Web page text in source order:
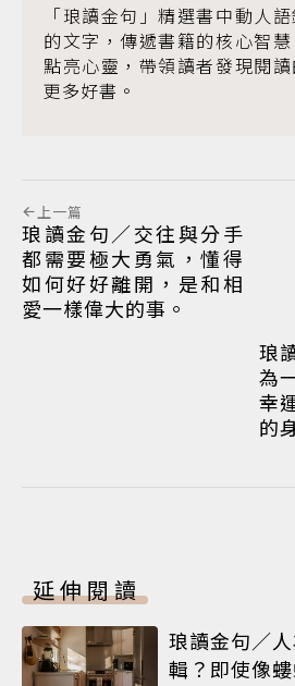
「琅讀金句」精選書中動人
的文字，傳遞書籍的核心智
點亮心靈，帶領讀者發現閱
更多好書。
上一篇
琅讀金句／交往與分手
都需要極大勇氣，懂得
如何好好離開，是和相
愛一樣偉大的事。
琅
為
幸
的
延伸閱讀
琅讀金句／
輯？即使像